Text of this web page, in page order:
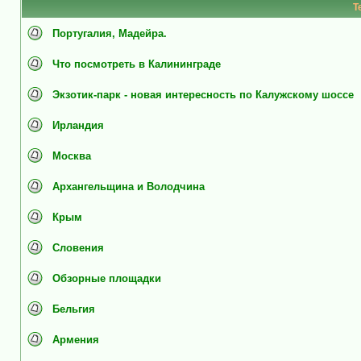
Португалия, Мадейра.
Что посмотреть в Калининграде
Экзотик-парк - новая интересность по Калужскому шоссе
Ирландия
Москва
Архангельщина и Володчина
Крым
Словения
Обзорные площадки
Бельгия
Армения